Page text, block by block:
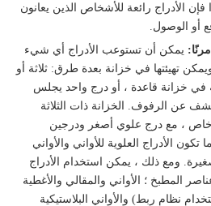
الأدراج رائعة للأشخاص الذين يعانون
أو الوصول.
يمكن أن تستوعب الأدراج أي شيء
تهيئتها في خزانة بعدة طرق: ثلاثة أو
في خزانة قاعدة ، أو درج واحد يجلس
عن الرفوف. الخزانة ذات الثلاثة
خاص ، مع درج علوي أصغر ودرجين
تكون الأدراج العلوية للأواني والأواني
ومع ذلك ، يمكن استخدام الأدراج
المطبخ ؛ الأواني والمقالي والأغطية
نظام ربط) والأواني البلاستيكية